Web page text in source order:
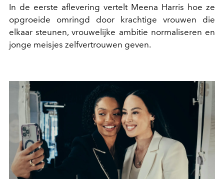
In de eerste aflevering vertelt Meena Harris hoe ze
opgroeide omringd door krachtige vrouwen die
elkaar steunen, vrouwelijke ambitie normaliseren en
jonge meisjes zelfvertrouwen geven.